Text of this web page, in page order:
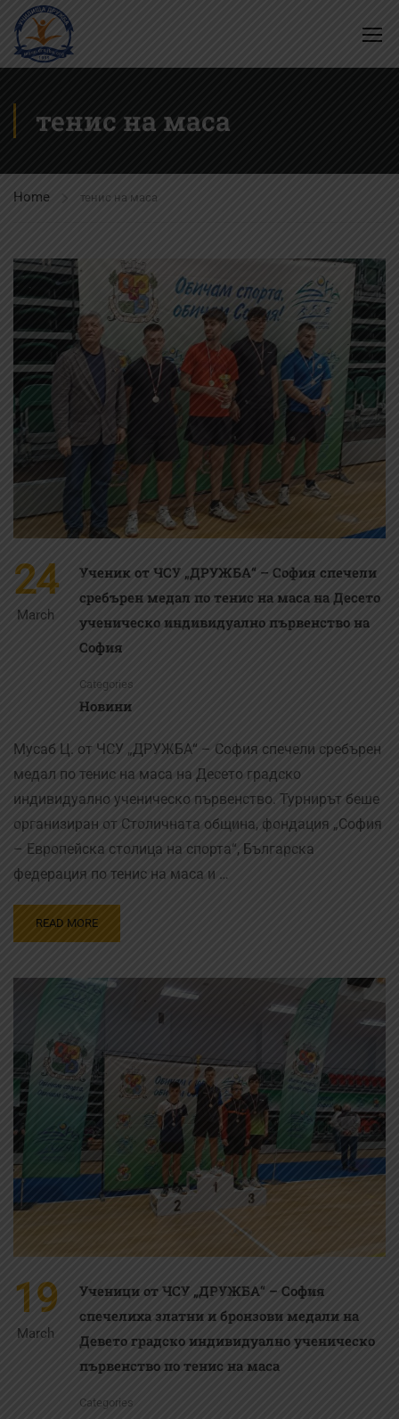
тенис на маса
Home тенис на маса
24
March
Ученик от ЧСУ „ДРУЖБА“ – София спечели
сребърен медал по тенис на маса на Десето
ученическо индивидуално първенство на
София
Categories
Новини
Мусаб Ц. от ЧСУ „ДРУЖБА“ – София спечели сребърен
медал по тенис на маса на Десето градско
индивидуално ученическо първенство. Турнирът беше
организиран от Столичната община, фондация „София
– Европейска столица на спорта“, Българска
федерация по тенис на маса и …
READ MORE
19
March
Ученици от ЧСУ „ДРУЖБА“ – София
спечелиха златни и бронзови медали на
Девето градско индивидуално ученическо
първенство по тенис на маса
Categories